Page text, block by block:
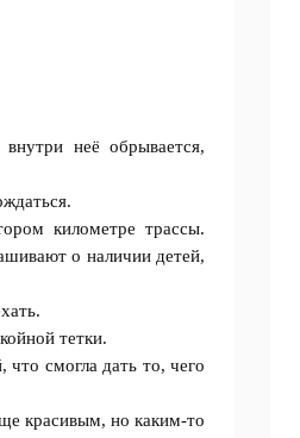
неё обрывается,
километре трассы.
о наличии детей,
тетки.
смогла дать то, чего
красивым, но каким-то